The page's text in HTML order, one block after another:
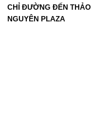
CHỈ ĐƯỜNG ĐẾN THẢO
NGUYÊN PLAZA